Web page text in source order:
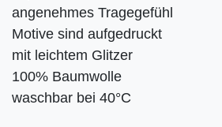
angenehmes Tragegefühl
Motive sind aufgedruckt
mit leichtem Glitzer
100% Baumwolle
waschbar bei 40°C